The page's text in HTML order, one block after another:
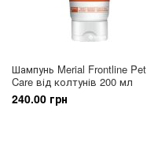
Шампунь Merial Frontline Pet
Care від колтунів 200 мл
240.00 грн